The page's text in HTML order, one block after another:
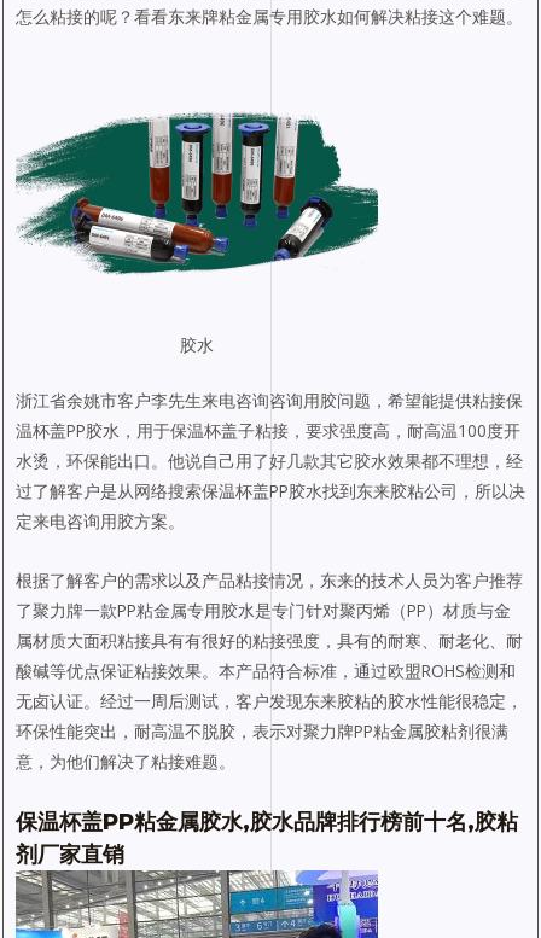
怎么粘接的呢？看看东来牌粘金属专用胶水如何解决粘接这个难题。
胶水
浙江省余姚市客户李先生来电咨询咨询用胶问题，希望能提供粘接保
温杯盖PP胶水，用于保温杯盖子粘接，要求强度高，耐高温100度开
水烫，环保能出口。他说自己用了好几款其它胶水效果都不理想，经
过了解客户是从网络搜索保温杯盖PP胶水找到东来胶粘公司，所以决
定来电咨询用胶方案。
根据了解客户的需求以及产品粘接情况，东来的技术人员为客户推荐
了聚力牌一款PP粘金属专用胶水是专门针对聚丙烯（PP）材质与金
属材质大面积粘接具有有很好的粘接强度，具有的耐寒、耐老化、耐
酸碱等优点保证粘接效果。本产品符合标准，通过欧盟ROHS检测和
无卤认证。经过一周后测试，客户发现东来胶粘的胶水性能很稳定，
环保性能突出，耐高温不脱胶，表示对聚力牌PP粘金属胶粘剂很满
意，为他们解决了粘接难题。
保温杯盖PP粘金属胶水,胶水品牌排行榜前十名,胶粘
剂厂家直销